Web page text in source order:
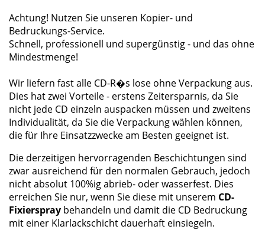
Achtung! Nutzen Sie unseren Kopier- und
Bedruckungs-Service.
Schnell, professionell und supergünstig - und das ohne
Mindestmenge!
Wir liefern fast alle CD-R�s lose ohne Verpackung aus.
Dies hat zwei Vorteile - erstens Zeitersparnis, da Sie
nicht jede CD einzeln auspacken müssen und zweitens
Individualität, da Sie die Verpackung wählen können,
die für Ihre Einsatzzwecke am Besten geeignet ist.
Die derzeitigen hervorragenden Beschichtungen sind
zwar ausreichend für den normalen Gebrauch, jedoch
nicht absolut 100%ig abrieb- oder wasserfest. Dies
erreichen Sie nur, wenn Sie diese mit unserem CD-
Fixierspray behandeln und damit die CD Bedruckung
mit einer Klarlackschicht dauerhaft einsiegeln.